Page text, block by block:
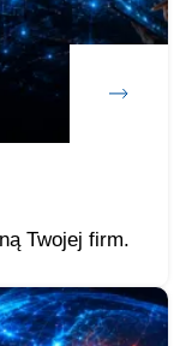
Twojej firm.